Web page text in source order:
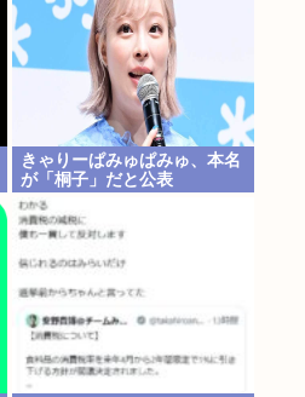
きゃりーぱみゅぱみゅ、本名
が「桐子」だと公表